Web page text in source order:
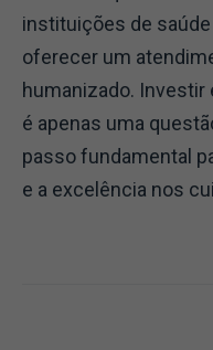
instituições de
oferecer um
humanizado. Investir
é apenas uma
passo fundamental
e a excelência nos